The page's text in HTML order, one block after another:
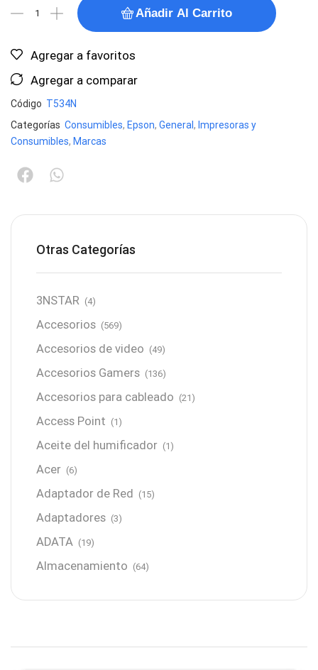
Añadir Al Carrito
Agregar a favoritos
Agregar a comparar
Código T534N
Categorías Consumibles, Epson, General , Impresoras y
Consumibles, Marcas
Otras Categorías
3NSTAR (4)
Accesorios (569)
Accesorios de video (49)
Accesorios Gamers (136)
Accesorios para cableado (21)
Access Point (1)
Aceite del humificador (1)
Acer (6)
Adaptador de Red (15)
Adaptadores (3)
ADATA (19)
Almacenamiento (64)